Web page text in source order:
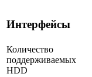
Интерфейсы
Количество
поддерживаемых
HDD